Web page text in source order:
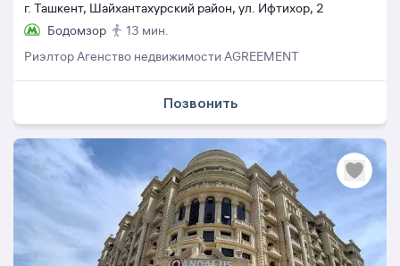
г. Ташкент, Шайхантахурский район, ул. Ифтихор, 2
Бодомзор
13 мин.
Риэлтор Агенство недвижимости AGREEMENT
Позвонить